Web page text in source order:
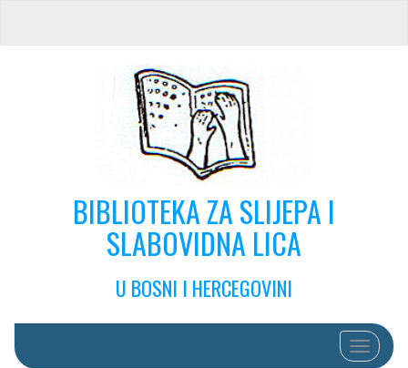
BIBLIOTEKA ZA SLIJEPA I
SLABOVIDNA LICA
U BOSNI I HERCEGOVINI
Toggle